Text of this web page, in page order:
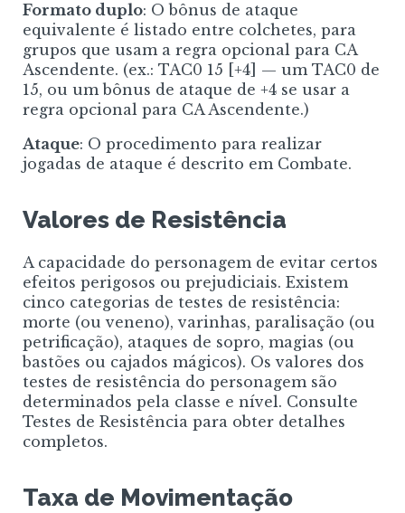
Formato duplo: O bônus de ataque
equivalente é listado entre colchetes, para
grupos que usam a regra opcional para CA
Ascendente. (ex.: TAC0 15
[+4]
— um TAC0 de
15, ou um bônus de ataque de +4 se usar a
regra opcional para CA Ascendente.)
Ataque: O procedimento para realizar
jogadas de ataque é descrito em Combate.
Valores de Resistência
A capacidade do personagem de evitar certos
efeitos perigosos ou prejudiciais. Existem
cinco categorias de testes de resistência:
morte (ou veneno), varinhas, paralisação (ou
petrificação), ataques de sopro, magias (ou
bastões ou cajados mágicos). Os valores dos
testes de resistência do personagem são
determinados pela classe e nível. Consulte
Testes de Resistência para obter detalhes
completos.
Taxa de Movimentação